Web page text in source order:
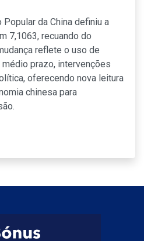
Popular da China definiu a
7,1063, recuando do
reflete o uso de
prazo, intervenções
oferecendo nova leitura
chinesa para